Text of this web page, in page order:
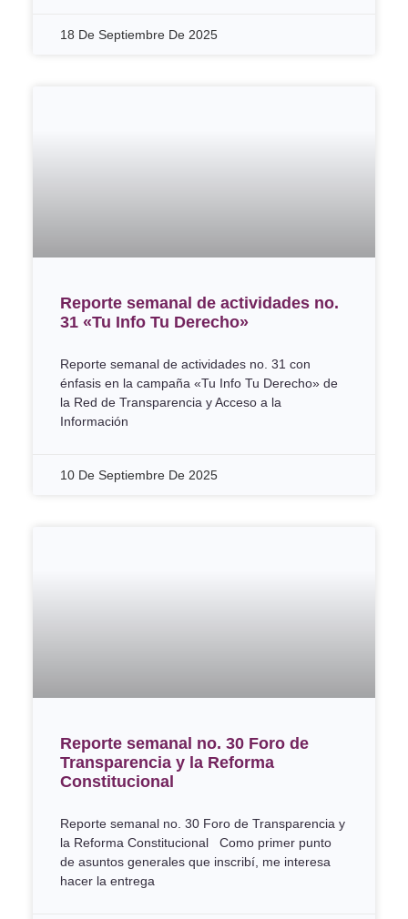
18 De Septiembre De 2025
Reporte semanal de actividades no.
31 «Tu Info Tu Derecho»
Reporte semanal de actividades no. 31 con
énfasis en la campaña «Tu Info Tu Derecho» de
la Red de Transparencia y Acceso a la
Información
10 De Septiembre De 2025
Reporte semanal no. 30 Foro de
Transparencia y la Reforma
Constitucional
Reporte semanal no. 30 Foro de Transparencia y
la Reforma Constitucional Como primer punto
de asuntos generales que inscribí, me interesa
hacer la entrega